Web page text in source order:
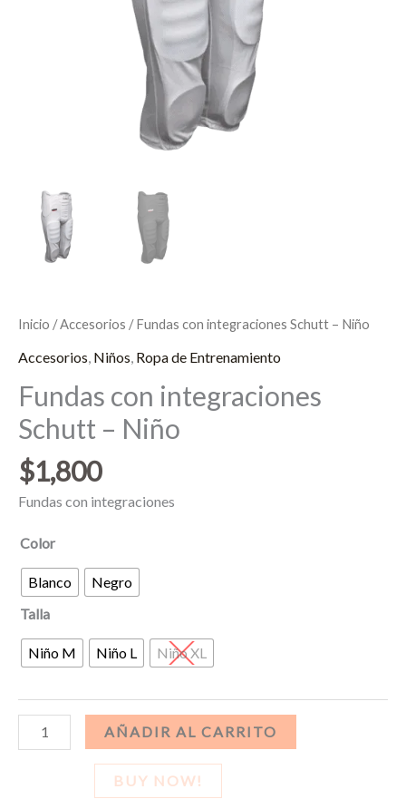
Inicio /Accesorios / Fundas con integraciones Schutt – Niño
Accesorios Niños Ropa de Entrenamiento
Fundas con integraciones
Schutt – Niño
$1,800
Fundas con integraciones
Color
Blanco
Negro
Talla
Niño M Niño L Niño XL
Fundas
con
AÑADIR AL CARRITO
BUY NOW!